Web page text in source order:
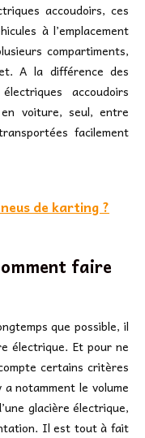
accoudoirs, ces
à l’emplacement
compartiments,
A la différence des
accoudoirs
voiture, seul, entre
facilement
de karting ?
faire
que possible, il
électrique. Et pour ne
certains critères
notamment le volume
glacière électrique,
Il est tout à fait